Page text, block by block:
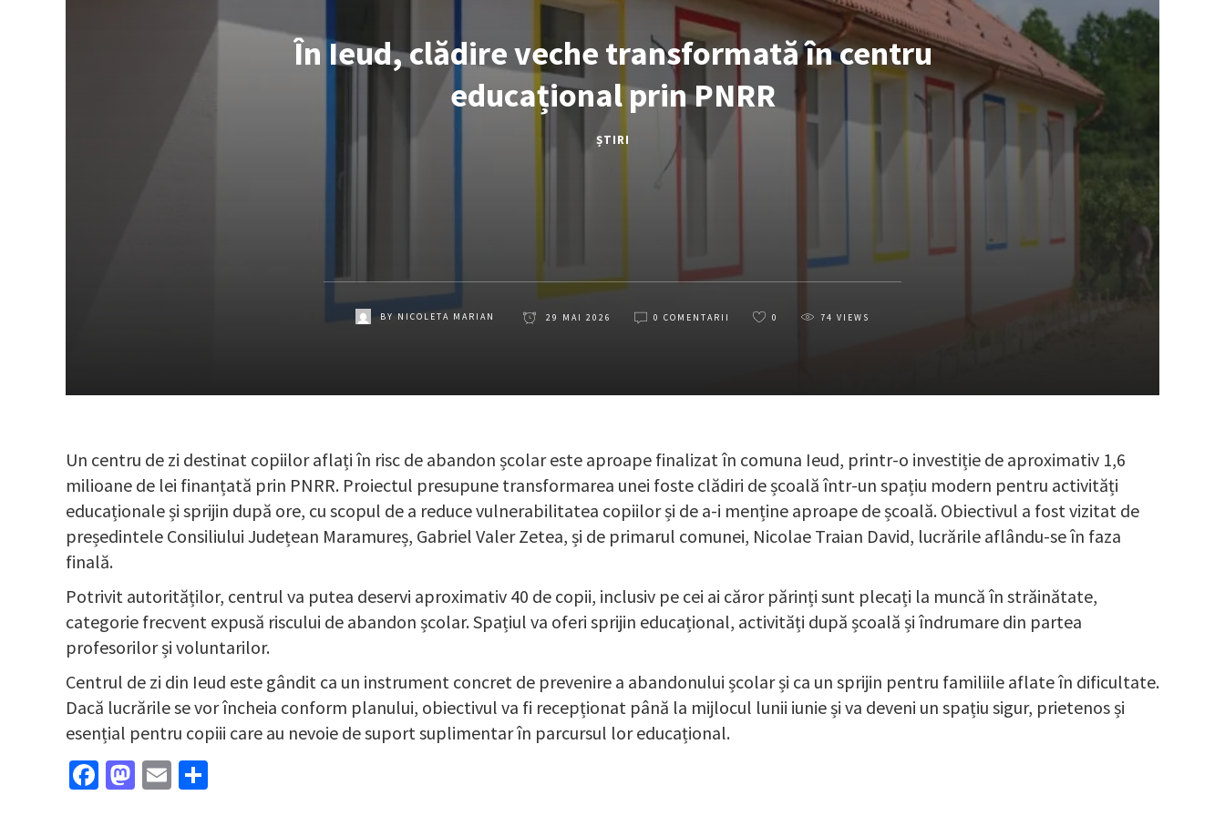
În Ieud, clădire veche transformată în centru
educațional prin PNRR
ȘTIRI
BY NICOLETA MARIAN 29 MAI 2026 0 COMENTARII 0 74 VIEWS
Un centru de zi destinat copiilor aflați în risc de abandon școlar este aproape finalizat în comuna Ieud, printr-o investiție de aproximativ 1,6
milioane de lei finanțată prin PNRR. Proiectul presupune transformarea unei foste clădiri de școală într-un spațiu modern pentru activități
educaționale și sprijin după ore, cu scopul de a reduce vulnerabilitatea copiilor și de a-i menține aproape de școală. Obiectivul a fost vizitat de
președintele Consiliului Județean Maramureș, Gabriel Valer Zetea, și de primarul comunei, Nicolae Traian David, lucrările aflându-se în faza
finală.
Potrivit autorităților, centrul va putea deservi aproximativ 40 de copii, inclusiv pe cei ai căror părinți sunt plecați la muncă în străinătate,
categorie frecvent expusă riscului de abandon școlar. Spațiul va oferi sprijin educațional, activități după școală și îndrumare din partea
profesorilor și voluntarilor.
Centrul de zi din Ieud este gândit ca un instrument concret de prevenire a abandonului școlar și ca un sprijin pentru familiile aflate în dificultate.
Dacă lucrările se vor încheia conform planului, obiectivul va fi recepționat până la mijlocul lunii iunie și va deveni un spațiu sigur, prietenos și
esențial pentru copiii care au nevoie de suport suplimentar în parcursul lor educațional.
Facebook
Mastodon
Email